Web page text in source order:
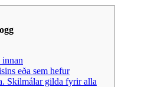
innan
eða sem hefur
Skilmálar gilda fyrir alla